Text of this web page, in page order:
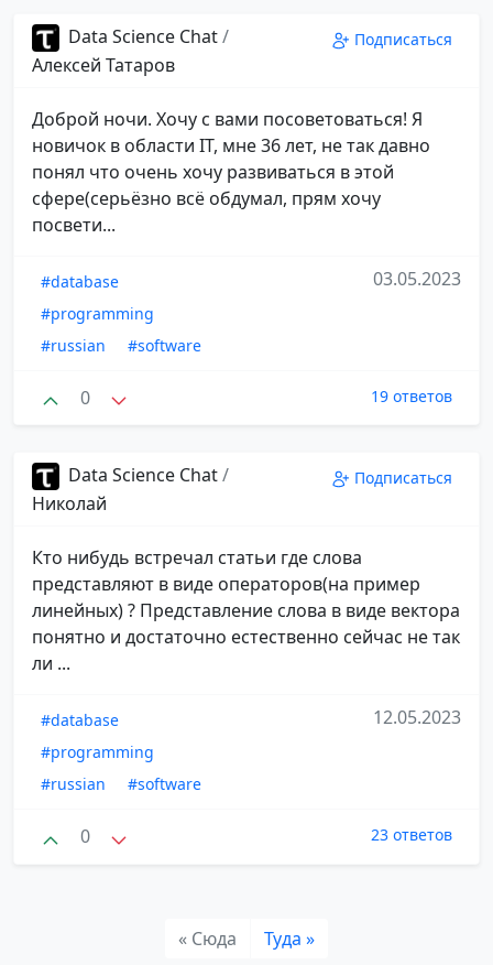
Data Science Chat/
Алексей Татаров
Подписаться
Доброй ночи. Хочу с вами посоветоваться! Я
новичок в области IT, мне 36 лет, не так давно
понял что очень хочу развиваться в этой
сфере(серьёзно всё обдумал, прям хочу
посвети...
#database
#programming
#russian
#software
03.05.2023
0 19 ответов
Data Science Chat/
Николай
Подписаться
Кто нибудь встречал статьи где слова
представляют в виде операторов(на пример
линейных) ? Представление слова в виде вектора
понятно и достаточно естественно сейчас не так
ли ...
#database
#programming
#russian
#software
12.05.2023
0 23 ответов
« Сюда Туда »